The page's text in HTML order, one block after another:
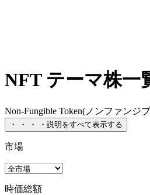
NFT テーマ株一
Non-Fungible Token(ノンファン
・ ・ ・ ・ 説明をすべて表示する
市場
時価総額